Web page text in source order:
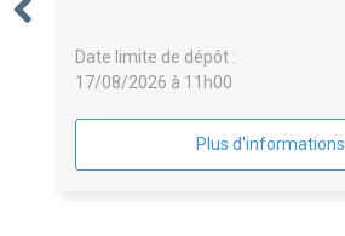
Date limite de dépôt :
17/08/2026 à 11h00
Plus d'informations